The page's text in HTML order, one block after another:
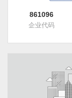
861096
企业代码